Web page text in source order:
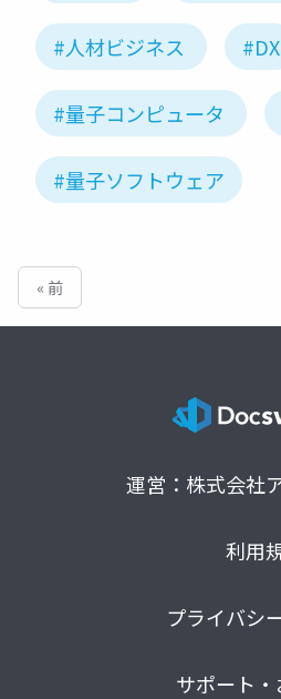
#人材ビジネス #DX
#量子コンピュータ
#量子ソフトウェア
« 前
運営：株式会社
利用
プライバシ
サポート